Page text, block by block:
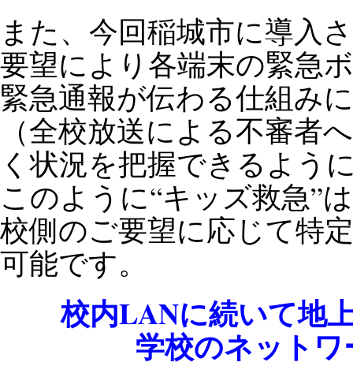
また、今回稲城市に導入
要望により各端末の緊急
緊急通報が伝わる仕組み
（全校放送による不審者
く状況を把握できるよう
このように“キッズ救急”
校側のご要望に応じて特
可能です。
校内LANに続いて地
学校のネット